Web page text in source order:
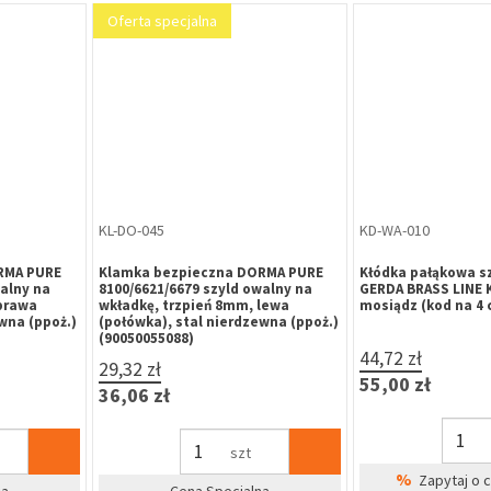
ProFix 2
Oferta specjalna
EL-AA-021
Elektrozaczep effeff 118 ProFix 2
(118E.13-A71) 10-24V AC/DC, z
wyłącznikiem
205,00 zł
252,15 zł
Cena Specjalna
BL-AA-004
Blacha płaska
(250x25x3 mm) do
elektrozaczepów
63,98 zł
78,70 zł